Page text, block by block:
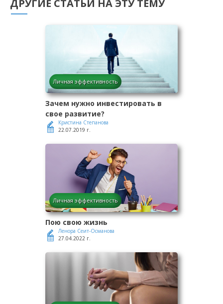
ДРУГИЕ СТАТЬИ НА ЭТУ ТЕМУ
Личная эффективность
Зачем нужно инвестировать в
свое развитие?
Кристина Степанова
22.07.2019 г.
Личная эффективность
Пою свою жизнь
Ленора Сеит-Османова
27.04.2022 г.